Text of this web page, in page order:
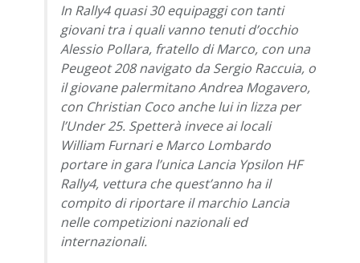
In Rally4 quasi 30 equipaggi con tanti
giovani tra i quali vanno tenuti d’occhio
Alessio Pollara, fratello di Marco, con una
Peugeot 208 navigato da Sergio Raccuia, o
il giovane palermitano Andrea Mogavero,
con Christian Coco anche lui in lizza per
l’Under 25. Spetterà invece ai locali
William Furnari e Marco Lombardo
portare in gara l’unica Lancia Ypsilon HF
Rally4, vettura che quest’anno ha il
compito di riportare il marchio Lancia
nelle competizioni nazionali ed
internazionali.